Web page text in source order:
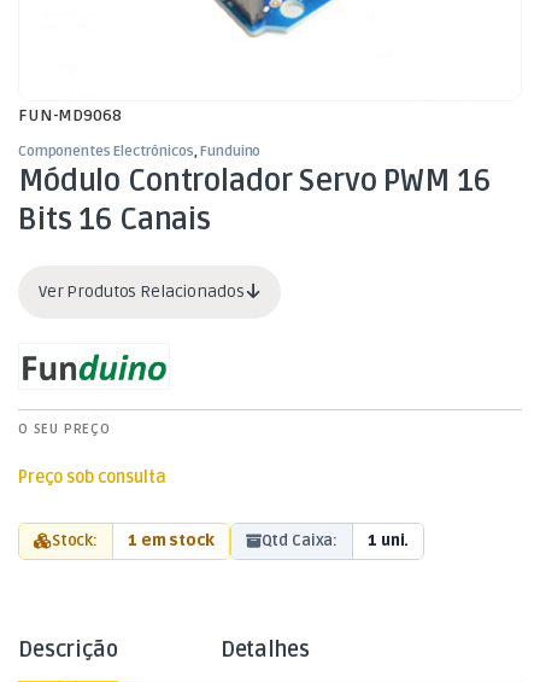
FUN-MD9068
Componentes Electrónicos,Funduino
Módulo Controlador Servo PWM 16
Bits 16 Canais
Ver Produtos Relacionados
O SEU PREÇO
Preço sob consulta
Stock: 1 em stock Qtd Caixa: 1 uni.
Descrição Detalhes